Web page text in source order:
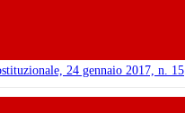
24 gennaio 2017, n. 15